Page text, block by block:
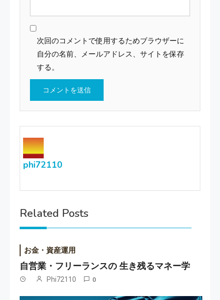
次回のコメントで使用するためブラウザーに
自分の名前、メールアドレス、サイトを保存
する。
phi72110
Related Posts
お金・資産運用
自営業・フリーランスの 生き残るマネー学
Phi72110 0